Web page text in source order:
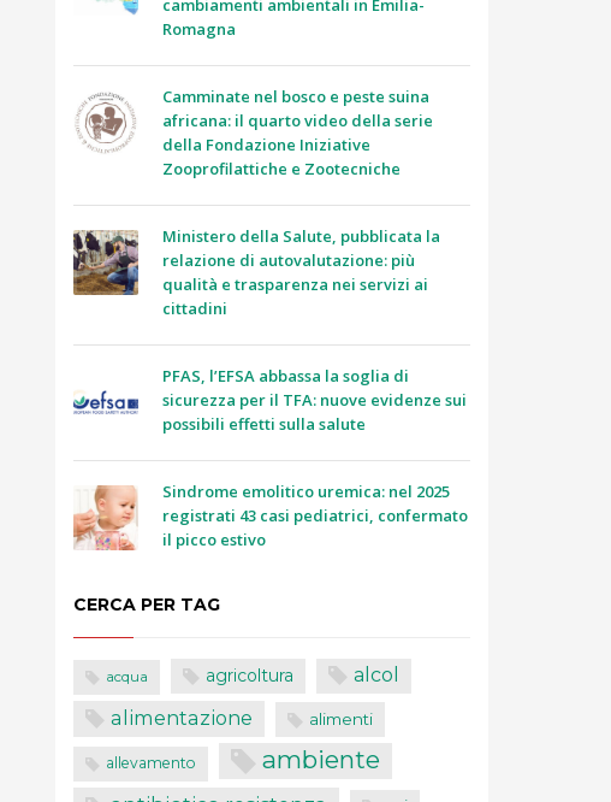
cambiamenti ambientali in Emilia-
Romagna
Camminate nel bosco e peste suina
africana: il quarto video della serie
della Fondazione Iniziative
Zooprofilattiche e Zootecniche
Ministero della Salute, pubblicata la
relazione di autovalutazione: più
qualità e trasparenza nei servizi ai
cittadini
PFAS, l’EFSA abbassa la soglia di
sicurezza per il TFA: nuove evidenze sui
possibili effetti sulla salute
Sindrome emolitico uremica: nel 2025
registrati 43 casi pediatrici, confermato
il picco estivo
CERCA PER TAG
acqua agricoltura alcol
alimentazione alimenti
allevamento ambiente